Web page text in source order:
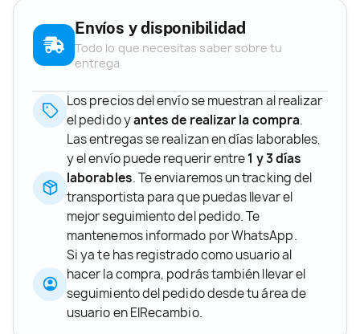
Envíos y disponibilidad
Todo lo que necesitas saber sobre tu
entrega
Los precios del envío se muestran al realizar
el pedido yantes de realizar la compra.
Las entregas se realizan en días laborables,
y el envío puede requerir entre1 y 3 días
laborables. Te enviaremos un tracking del
transportista para que puedas llevar el
mejor seguimiento del pedido. Te
mantenemos informado por WhatsApp.
Si ya te has registrado como usuario al
hacer la compra, podrás también llevar el
seguimiento del pedido desde tu área de
usuario en ElRecambio.